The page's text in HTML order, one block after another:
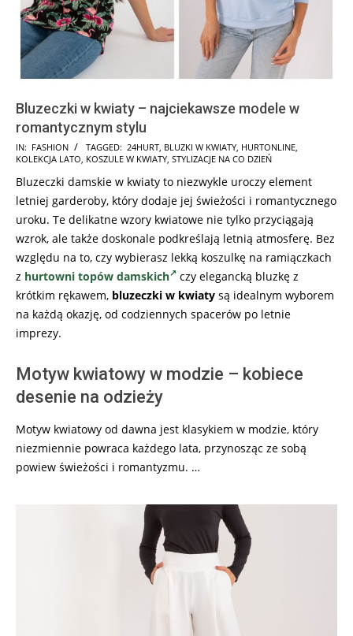
Bluzeczki w kwiaty – najciekawsze modele w
romantycznym stylu
2025-
07-
15
IN: FASHION TAGGED: 24HURT BLUZKI W KWIATY HURTONLINE
KOLEKCJA LATO KOSZULE W KWIATY STYLIZACJE NA CO DZIEŃ
Bluzeczki damskie w kwiaty to niezwykle uroczy element
letniej garderoby, który dodaje jej świeżości i romantycznego
uroku. Te delikatne wzory kwiatowe nie tylko przyciągają
wzrok, ale także doskonale podkreślają letnią atmosferę. Bez
względu na to, czy wybierasz lekką koszulkę na ramiączkach
z hurtowni topów damskich
czy elegancką bluzkę z
krótkim rękawem, bluzeczki w kwiaty są idealnym wyborem
na każdą okazję, od codziennych spacerów po letnie
imprezy.
Motyw kwiatowy w modzie – kobiece
desenie na odzieży
Motyw kwiatowy od dawna jest klasykiem w modzie, który
niezmiennie powraca każdego lata, przynosząc ze sobą
powiew świeżości i romantyzmu. …